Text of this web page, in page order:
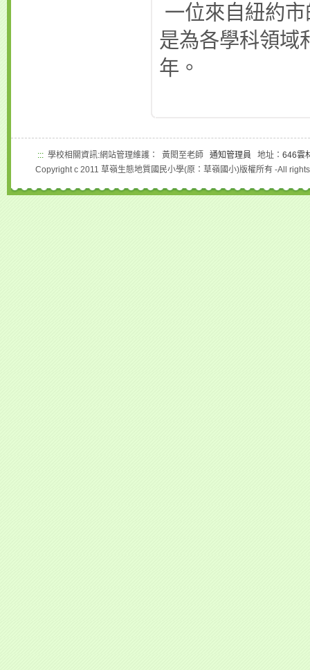
一位來自紐約
是為各學科領域
年。
::: 學校相關資訊:網站管理維護： 黃閎至老師 通知管理員 地址： 646雲
Copyright c 2011 草嶺生態地質國民小學(原：草嶺國小)版權所有 -All